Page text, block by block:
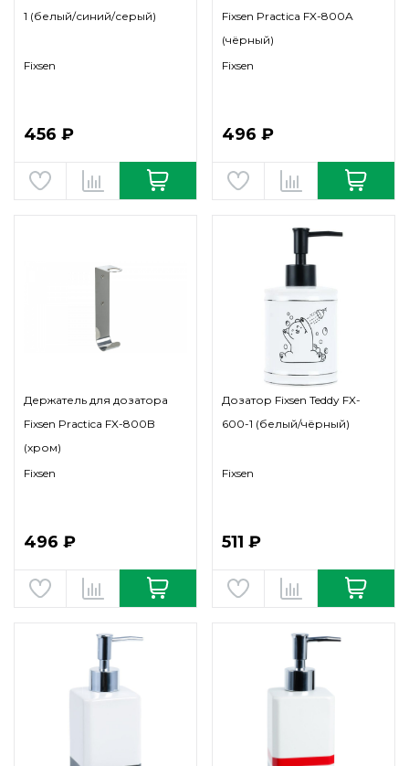
1 (белый/синий/серый)
Fixsen
456 ₽
Fixsen Practica FX-800A
(чёрный)
Fixsen
496 ₽
Держатель для дозатора
Fixsen Practica FX-800B
(хром)
Fixsen
496 ₽
Дозатор Fixsen Teddy FX-
600-1 (белый/чёрный)
Fixsen
511 ₽